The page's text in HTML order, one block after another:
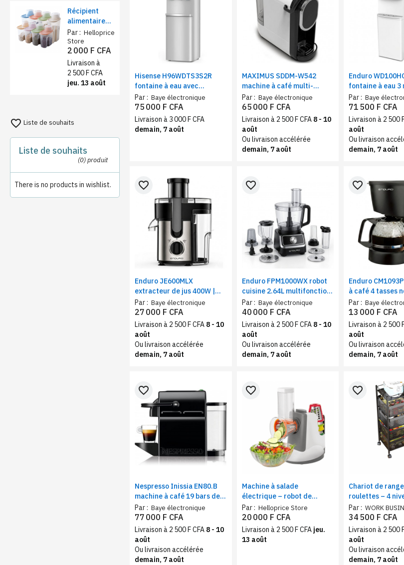
Récipient
alimentaire
de stockage
1,9L – farine,
sucre et thé
Par : Helloprice
Store
2 000 F CFA
Livraison à
2 500 F CFA
jeu. 13 août
favorite_border Liste de souhaits
Liste de souhaits
(0)produit
There is no products in wishlist.
Hisense H96WDTS3S2R
fontaine à eau avec
réfrigérateur Gris – Eau
chaude/Froide/Tiède
690W, 3 robinets
Par : Baye électronique
75 000 F CFA
Livraison à 3 000 F CFA
demain, 7 août
MAXIMUS SDDM-W542
machine à café multi-
capsule 4 en 1 avec
réservoir amovible
Par : Baye électronique
65 000 F CFA
Livraison à 2 500 F CFA 8 - 10
août
Ou livraison accélérée
demain, 7 août
Enduro
fontaine à eau 3
avec frigo |
d’eau avec
froid 420 W /
Par : Baye
71 500 F CFA
Livraison à 2 500
août
Ou livraison
demain, 7 août
Enduro JE600MLX
extracteur de jus 400W |
Filtre inox, tube 65mm, 2
vitesses, 600ml pulpe
Par : Baye électronique
favorite_border
27 000 F CFA
Livraison à 2 500 F CFA 8 - 10
août
Ou livraison accélérée
demain, 7 août
Enduro FPM1000WX robot
cuisine 2.64L multifonction
1000W | Multi-usages,
Mixer/Hacher/Pétrir, tube
large
Par : Baye électronique
favorite_border
40 000 F CFA
Livraison à 2 500 F CFA 8 - 10
août
Ou livraison accélérée
demain, 7 août
Enduro
à café 4 tasses
Cafetière
600W
Par : Baye
favorite_border
13 000 F CFA
Livraison à 2 500
août
Ou livraison
demain, 7 août
Nespresso Inissia EN80.B
machine à café 19 bars de
pression – Cafetière
espresso et lungo noir
Par : Baye électronique
favorite_border
77 000 F CFA
Livraison à 2 500 F CFA 8 - 10
août
Ou livraison accélérée
demain, 7 août
Machine à salade
électrique – robot de
cuisine compact – découpe,
broyage, râpe coupe-
légumes multifonction
Par : Helloprice Store
favorite_border
20 000 F CFA
Livraison à 2 500 F CFA jeu.
13 août
Chariot de
roulettes – 4
Compact et
Par : WORK
favorite_border
34 500 F CFA
Livraison à 2 500
août
Ou livraison
demain, 7 août